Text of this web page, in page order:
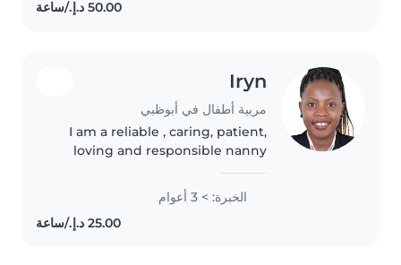
range of skills including..
Iryn
مربية أطفال في أبوظبي
I am a reliable , caring, patient,
loving and responsible nanny
الخبرة: > 3 أعوام